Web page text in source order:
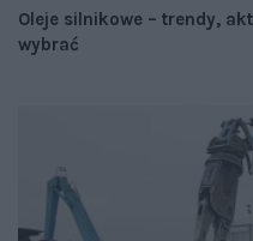
Oleje silnikowe – trendy,
wybrać